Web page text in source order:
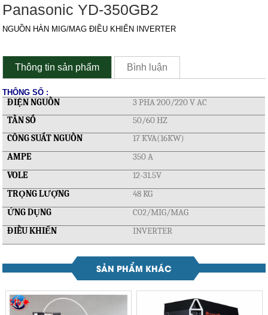
Panasonic YD-350GB2
NGUỒN HÀN MIG/MAG ĐIỀU KHIỂN INVERTER
Thông tin sản phẩm Bình luận
THÔNG SỐ :
ĐIỆN NGUỒN
3 PHA 200/220 V AC
TẦN SỐ
50/60 HZ
CÔNG SUẤT NGUỒN
17 KVA(16KW)
AMPE
350 A
VOLE
12-31.5V
TRỌNG LƯỢNG
48 KG
ỨNG DỤNG
C02/MIG/MAG
ĐIỀU KHIỂN
INVERTER
SẢN PHẨM KHÁC